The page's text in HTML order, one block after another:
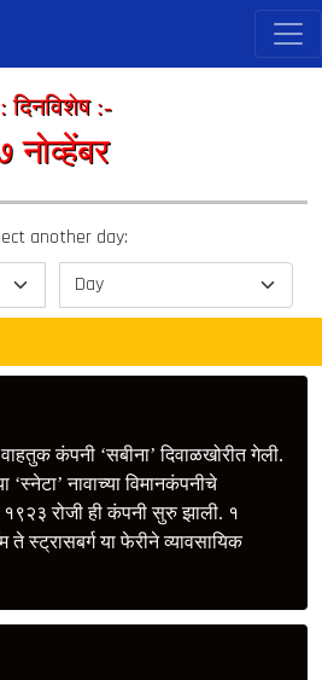
दिनविशेष :-
नोव्हेंबर
another day:
वाहतुक कंपनी ‘सबीना’ दिवाळखोरीत गेली.
नावाच्या विमानकंपनीचे
रोजी ही कंपनी सुरु झाली. १
ते स्ट्रासबर्ग या फेरीने व्यावसायिक